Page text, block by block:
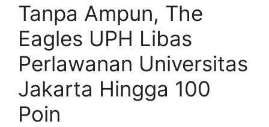
Tanpa Ampun, The
Eagles UPH Libas
Perlawanan Universitas
Jakarta Hingga 100
Poin